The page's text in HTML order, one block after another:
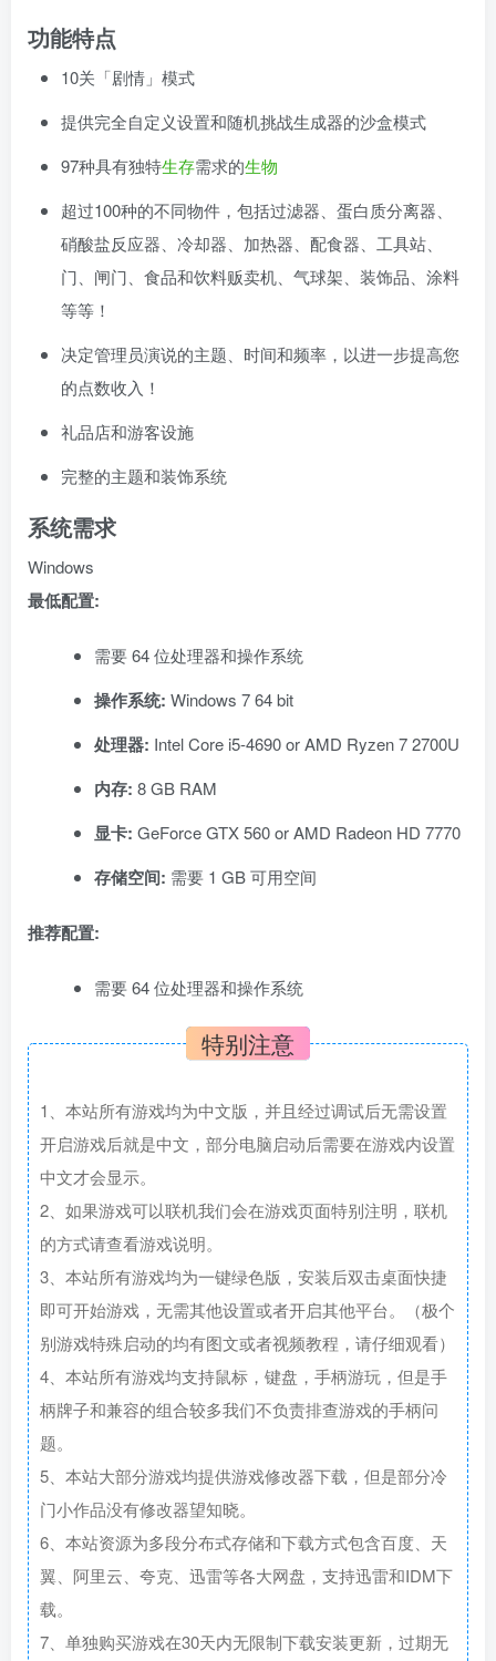
功能特点
10关「剧情」模式
提供完全自定义设置和随机挑战生成器的沙盒模式
97种具有独特生存需求的生物
超过100种的不同物件，包括过滤器、蛋白质分离器、
硝酸盐反应器、冷却器、加热器、配食器、工具站、
门、闸门、食品和饮料贩卖机、气球架、装饰品、涂料
等等！
决定管理员演说的主题、时间和频率，以进一步提高您
的点数收入！
礼品店和游客设施
完整的主题和装饰系统
系统需求
Windows
最低配置:
需要 64 位处理器和操作系统
操作系统: Windows 7 64 bit
处理器: Intel Core i5-4690 or AMD Ryzen 7 2700U
内存: 8 GB RAM
显卡: GeForce GTX 560 or AMD Radeon HD 7770
存储空间: 需要 1 GB 可用空间
推荐配置:
需要 64 位处理器和操作系统
特别注意
1、本站所有游戏均为中文版，并且经过调试后无需设置
开启游戏后就是中文，部分电脑启动后需要在游戏内设置
中文才会显示。
2、如果游戏可以联机我们会在游戏页面特别注明，联机
的方式请查看游戏说明。
3、本站所有游戏均为一键绿色版，安装后双击桌面快捷
即可开始游戏，无需其他设置或者开启其他平台。（极个
别游戏特殊启动的均有图文或者视频教程，请仔细观看）
4、本站所有游戏均支持鼠标，键盘，手柄游玩，但是手
柄牌子和兼容的组合较多我们不负责排查游戏的手柄问
题。
5、本站大部分游戏均提供游戏修改器下载，但是部分冷
门小作品没有修改器望知晓。
6、本站资源为多段分布式存储和下载方式包含百度、天
翼、阿里云、夸克、迅雷等各大网盘，支持迅雷和IDM下
载。
7、单独购买游戏在30天内无限制下载安装更新，过期无